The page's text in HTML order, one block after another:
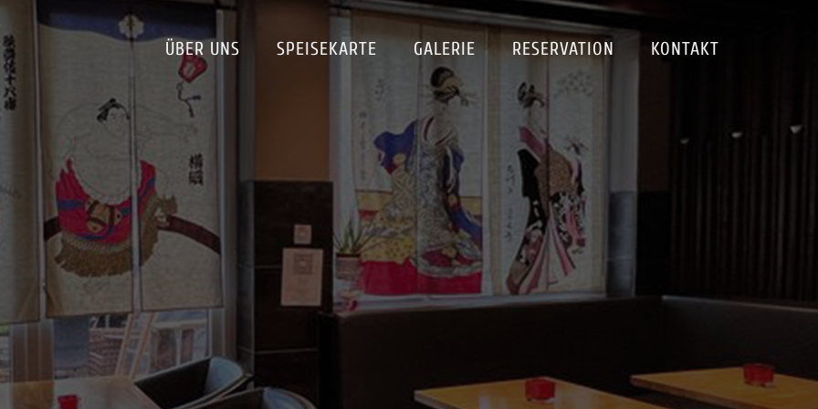
ÜBER UNS SPEISEKARTE GALERIE RESERVATION KONTAKT